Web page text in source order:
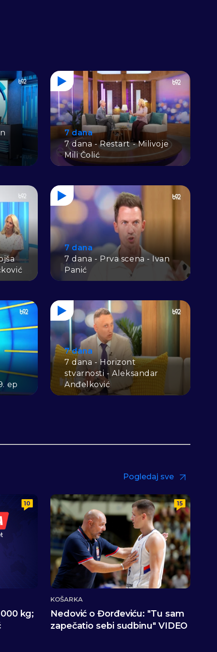
7 dana
7 dana - Restart - Milivoje
Mili Čolić
7 dana
7 dana - Prva scena - Ivan
Panić
ep
7 dana
7 dana - Horizont
stvarnosti - Aleksandar
Anđelković
Pogledaj sve
10
kg;
15
KOŠARKA
Nedović o Đorđeviću: "Tu sam
zapečatio sebi sudbinu" VIDEO